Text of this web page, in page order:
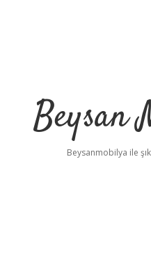
Beysan
Beysanmobilya ile